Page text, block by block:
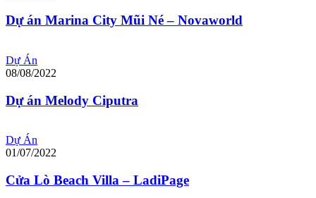
Dự án Marina City Mũi Né – Novaworld
Dự Án
08/08/2022
Dự án Melody Ciputra
Dự Án
01/07/2022
Cửa Lò Beach Villa – LadiPage